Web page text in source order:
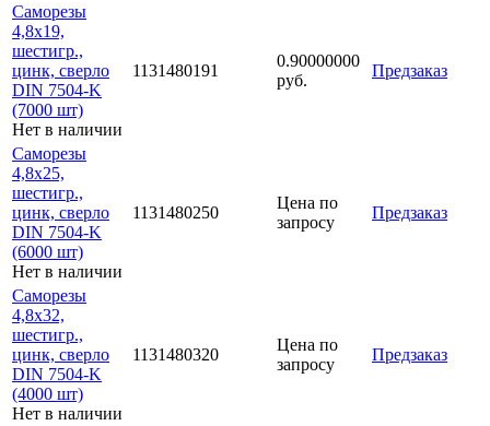
Саморезы
4,8х19,
шестигр.,
цинк, сверло
DIN 7504-K
(7000 шт)
Нет в наличии
1131480191
0.90000000
руб.
Предзаказ
Саморезы
4,8х25,
шестигр.,
цинк, сверло
DIN 7504-K
(6000 шт)
Нет в наличии
1131480250
Цена по
запросу
Предзаказ
Саморезы
4,8х32,
шестигр.,
цинк, сверло
DIN 7504-K
(4000 шт)
Нет в наличии
1131480320
Цена по
запросу
Предзаказ